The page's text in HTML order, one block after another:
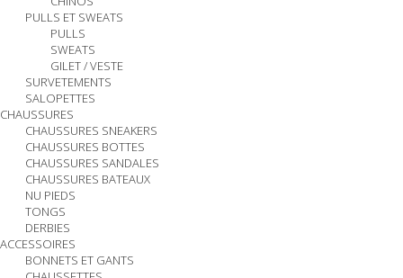
PULLS ET SWEATS
PULLS
SWEATS
GILET / VESTE
SURVETEMENTS
SALOPETTES
CHAUSSURES
CHAUSSURES SNEAKERS
CHAUSSURES BOTTES
CHAUSSURES SANDALES
CHAUSSURES BATEAUX
NU PIEDS
TONGS
DERBIES
ACCESSOIRES
BONNETS ET GANTS